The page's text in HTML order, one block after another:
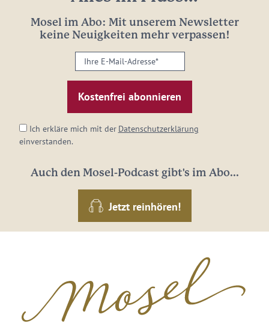
Mosel im Abo: Mit unserem Newsletter
keine Neuigkeiten mehr verpassen!
Ihre
E-
Mail-
Adresse:
Ich erkläre mich mit der Datenschutzerklärung
einverstanden.
Auch den Mosel-Podcast gibt's im Abo...
Jetzt reinhören!